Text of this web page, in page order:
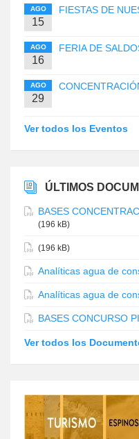
AGO
15
FIESTAS DE
AGO
16
FERIA DE
AGO
29
Ver todos los Eventos
ÚLTIMOS
BASES
(196 kB)
(196 kB)
Analíticas agua de
Analíticas agua de
BASES CONCURSO
Ver todos los